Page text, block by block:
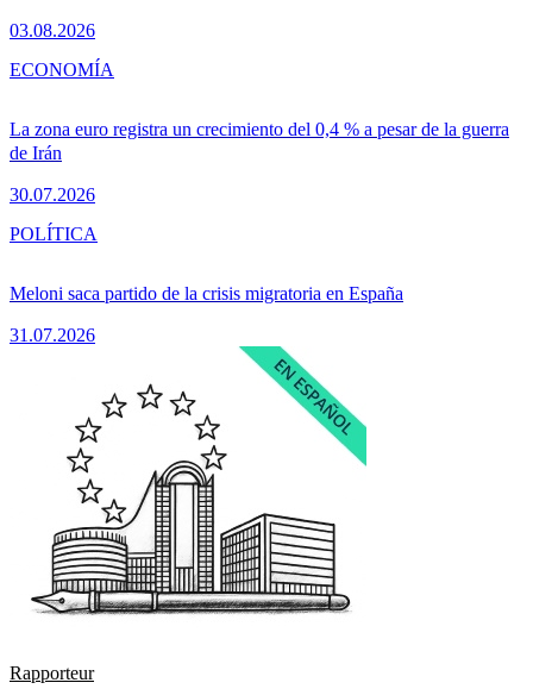
03.08.2026
La zona euro registra un crecimiento del 0,4 % a pesar de la guerra
de Irán
30.07.2026
ECONOMÍA
Meloni saca partido de la crisis migratoria en España
31.07.2026
POLÍTICA
Rapporteur